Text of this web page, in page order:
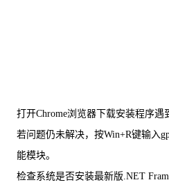
打开Chrome浏览器下载安装程序遇
若问题仍未解决，按Win+R键输入
能模块。
检查系统是否安装最新版.NET